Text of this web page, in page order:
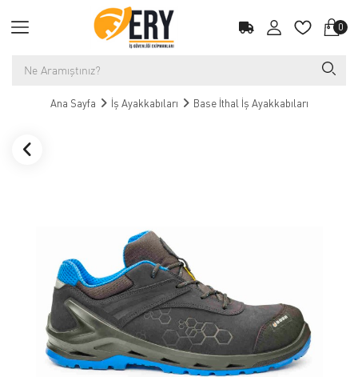
0
Ana Sayfa İş Ayakkabıları Base İthal İş Ayakkabıları